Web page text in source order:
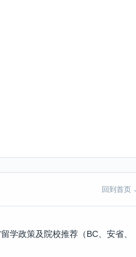
回到首页
学政策及院校推荐（BC、安省、